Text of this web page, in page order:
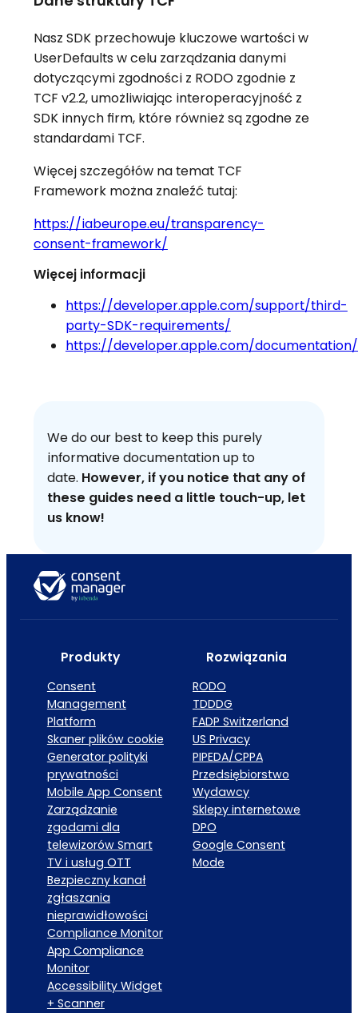
Nasz SDK przechowuje kluczowe wartości w
UserDefaults w celu zarządzania danymi
dotyczącymi zgodności z RODO zgodnie z
TCF v2.2, umożliwiając interoperacyjność z
SDK innych firm, które również są zgodne ze
standardami TCF.
Więcej szczegółów na temat TCF
Framework można znaleźć tutaj:
https://iabeurope.eu/transparency-
consent-framework/
Więcej informacji
https://developer.apple.com/support/third-
party-SDK-requirements/
https://developer.apple.com/
We do our best to keep this purely
informative documentation up to
date. However, if you notice that any of
these guides need a little touch-up, let
us know!
Produkty
Consent
Management
Platform
Skaner plików cookie
Generator polityki
prywatności
Mobile App Consent
Zarządzanie
zgodami dla
telewizorów Smart
TV i usług OTT
Bezpieczny kanał
zgłaszania
nieprawidłowości
Compliance Monitor
App Compliance
Monitor
Accessibility Widget
+ Scanner
Rozwiązania
RODO
TDDDG
FADP Switzerland
US Privacy
PIPEDA/CPPA
Przedsiębiorstwo
Wydawcy
Sklepy internetowe
DPO
Google Consent
Mode